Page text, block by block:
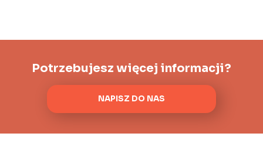
Potrzebujesz więcej informacji?
NAPISZ DO NAS